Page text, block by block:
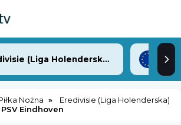
Eredivisie (Liga Holenderska)
Nożna
Eredivisie (Liga Holenderska)
Eindhoven